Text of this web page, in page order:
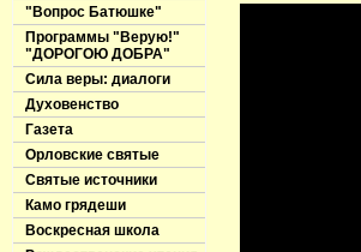
"Вопрос Батюшке"
Программы "Верую!"
"ДОРОГОЮ ДОБРА"
Сила веры: диалоги
Духовенство
Газета
Орловские святые
Святые источники
Камо грядеши
Воскресная школа